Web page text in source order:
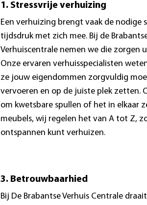
1. Stressvrije verhuizing
Een verhuizing brengt vaak de nodige
tijdsdruk met zich mee. Bij de
Verhuiscentrale nemen we die zorgen
Onze ervaren verhuisspecialisten
ze jouw eigendommen zorgvuldig
vervoeren en op de juiste plek zetten.
om kwetsbare spullen of het in elkaar
meubels, wij regelen het van A tot Z,
ontspannen kunt verhuizen.
3. Betrouwbaarhied
Bij De Brabantse Verhuis Centrale